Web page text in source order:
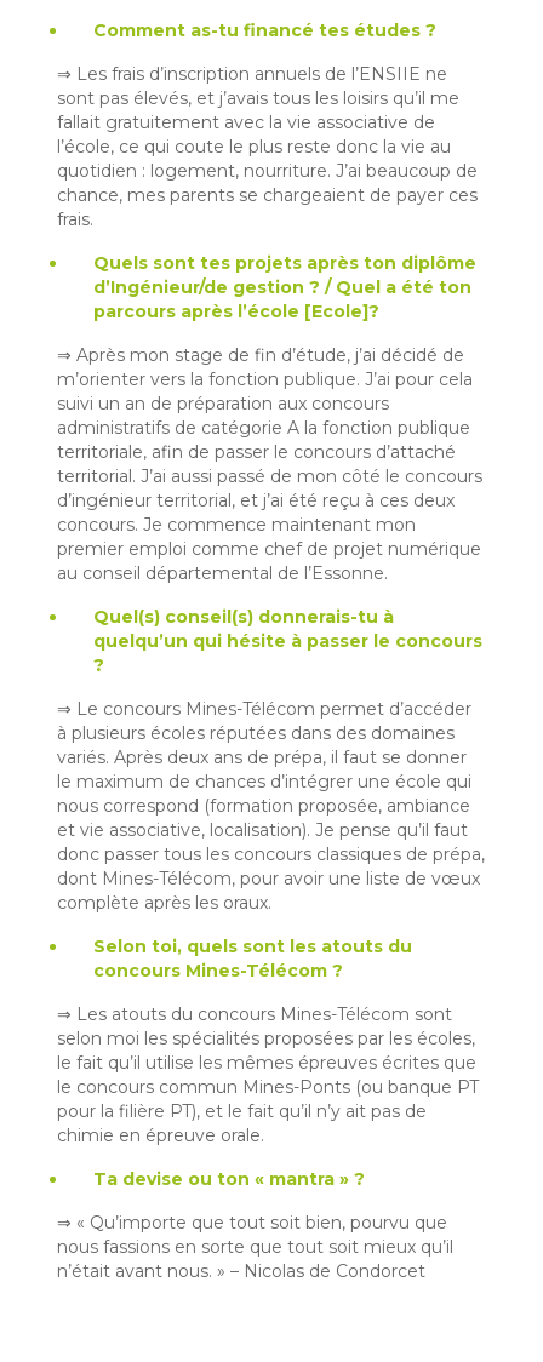
Comment as-tu financé tes études ?
⇒ Les frais d’inscription annuels de l’ENSIIE ne
sont pas élevés, et j’avais tous les loisirs qu’il me
fallait gratuitement avec la vie associative de
l’école, ce qui coute le plus reste donc la vie au
quotidien : logement, nourriture. J’ai beaucoup de
chance, mes parents se chargeaient de payer ces
frais.
Quels sont tes projets après ton diplôme
d’Ingénieur/de gestion ? / Quel a été ton
parcours après l’école [Ecole]?
⇒ Après mon stage de fin d’étude, j’ai décidé de
m’orienter vers la fonction publique. J’ai pour cela
suivi un an de préparation aux concours
administratifs de catégorie A la fonction publique
territoriale, afin de passer le concours d’attaché
territorial. J’ai aussi passé de mon côté le concours
d’ingénieur territorial, et j’ai été reçu à ces deux
concours. Je commence maintenant mon
premier emploi comme chef de projet numérique
au conseil départemental de l’Essonne.
Quel(s) conseil(s) donnerais-tu à
quelqu’un qui hésite à passer le concours
?
⇒ Le concours Mines-Télécom permet d’accéder
à plusieurs écoles réputées dans des domaines
variés. Après deux ans de prépa, il faut se donner
le maximum de chances d’intégrer une école qui
nous correspond (formation proposée, ambiance
et vie associative, localisation). Je pense qu’il faut
donc passer tous les concours classiques de prépa,
dont Mines-Télécom, pour avoir une liste de vœux
complète après les oraux.
Selon toi, quels sont les atouts du
concours Mines-Télécom ?
⇒ Les atouts du concours Mines-Télécom sont
selon moi les spécialités proposées par les écoles,
le fait qu’il utilise les mêmes épreuves écrites que
le concours commun Mines-Ponts (ou banque PT
pour la filière PT), et le fait qu’il n’y ait pas de
chimie en épreuve orale.
Ta devise ou ton « mantra » ?
⇒ « Qu’importe que tout soit bien, pourvu que
nous fassions en sorte que tout soit mieux qu’il
n’était avant nous. » – Nicolas de Condorcet